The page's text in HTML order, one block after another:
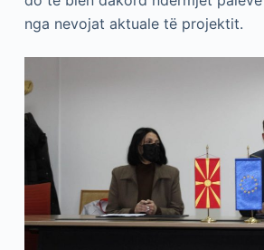
nga nevojat aktuale të projektit.